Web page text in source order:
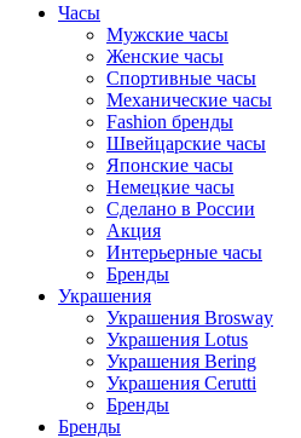
Часы
Мужские часы
Женские часы
Спортивные часы
Механические часы
Fashion бренды
Швейцарские часы
Японские часы
Немецкие часы
Сделано в России
Акция
Интерьерные часы
Бренды
Украшения
Украшения Brosway
Украшения Lotus
Украшения Bering
Украшения Cerutti
Бренды
Бренды